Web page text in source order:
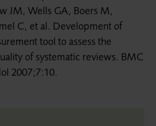
JM, Wells GA, Boers M,
C, et al. Development of
tool to assess the
of systematic reviews. BMC
2007;7:10.